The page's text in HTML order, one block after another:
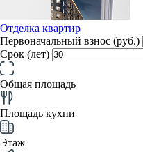
Отделка квартир
Первоначальный взнос (руб.)
Срок (лет)
Общая площадь
Площадь кухни
Этаж